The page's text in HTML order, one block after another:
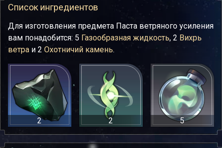
Список ингредиентов
Для изготовления предмета Паста ветряного усиления
вам понадобится: 5 Газообразная жидкость, 2 Вихрь
ветра и 2Охотничий камень.
2 2 5